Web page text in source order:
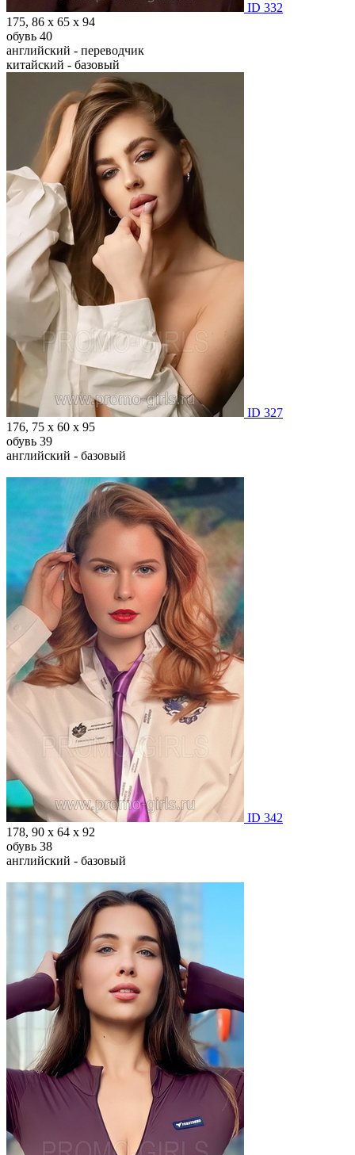
ID 332
175, 86 х 65 х 94
обувь 40
английский - переводчик
китайский - базовый
ID 327
176, 75 х 60 х 95
обувь 39
английский - базовый
ID 342
178, 90 х 64 х 92
обувь 38
английский - базовый